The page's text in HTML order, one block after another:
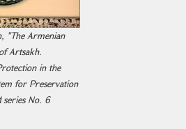
"The Armenian
Artsakh.
in the
for Preservation
series No. 6